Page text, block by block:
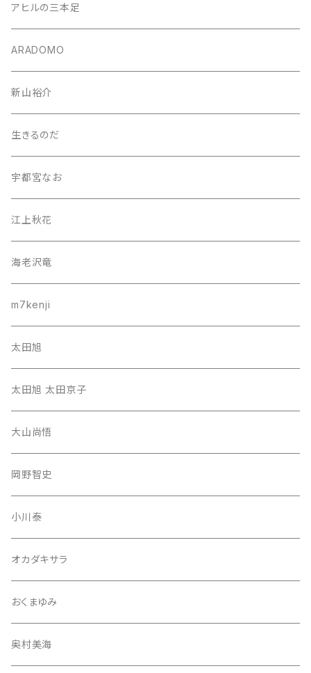
アヒルの三本足
ARADOMO
新山裕介
生きるのだ
宇都宮なお
江上秋花
海老沢竜
m7kenji
太田旭
太田旭 太田京子
大山尚悟
岡野智史
小川泰
オカダキサラ
おくまゆみ
奥村美海